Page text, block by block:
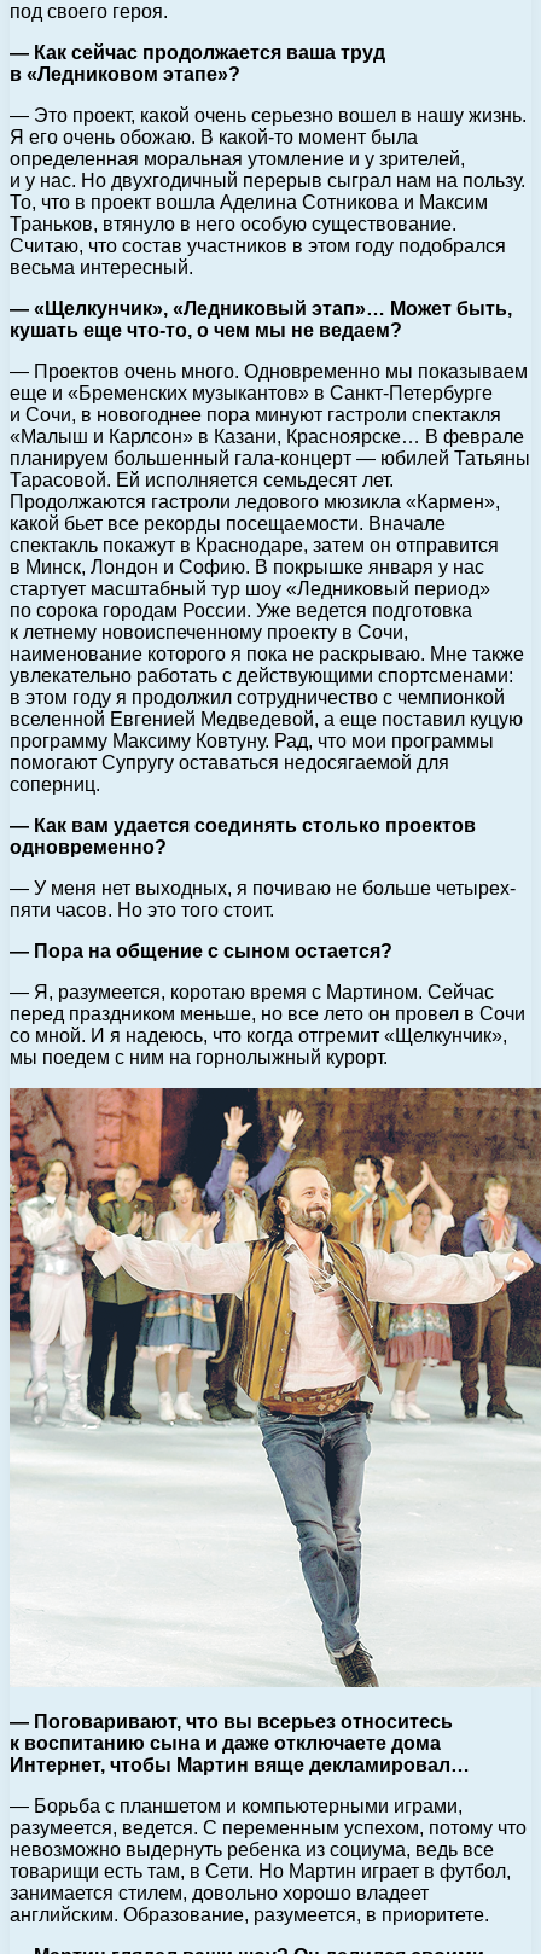
под своего героя.
— Как сейчас продолжается ваша труд
в «Ледниковом этапе»?
— Это проект, какой очень серьезно вошел в нашу жизнь.
Я его очень обожаю. В какой-то момент была
определенная моральная утомление и у зрителей,
и у нас. Но двухгодичный перерыв сыграл нам на пользу.
То, что в проект вошла Аделина Сотникова и Максим
Траньков, втянуло в него особую существование.
Считаю, что состав участников в этом году подобрался
весьма интересный.
— «Щелкунчик», «Ледниковый этап»… Может быть,
кушать еще что-то, о чем мы не ведаем?
— Проектов очень много. Одновременно мы показываем
еще и «Бременских музыкантов» в Санкт-Петербурге
и Сочи, в новогоднее пора минуют гастроли спектакля
«Малыш и Карлсон» в Казани, Красноярске… В феврале
планируем большенный гала-концерт — юбилей Татьяны
Тарасовой. Ей исполняется семьдесят лет.
Продолжаются гастроли ледового мюзикла «Кармен»,
какой бьет все рекорды посещаемости. Вначале
спектакль покажут в Краснодаре, затем он отправится
в Минск, Лондон и Софию. В покрышке января у нас
стартует масштабный тур шоу «Ледниковый период»
по сорока городам России. Уже ведется подготовка
к летнему новоиспеченному проекту в Сочи,
наименование которого я пока не раскрываю. Мне также
увлекательно работать с действующими спортсменами:
в этом году я продолжил сотрудничество с чемпионкой
вселенной Евгенией Медведевой, а еще поставил куцую
программу Максиму Ковтуну. Рад, что мои программы
помогают Супругу оставаться недосягаемой для
соперниц.
— Как вам удается соединять столько проектов
одновременно?
— У меня нет выходных, я почиваю не больше четырех-
пяти часов. Но это того стоит.
— Пора на общение с сыном остается?
— Я, разумеется, коротаю время с Мартином. Сейчас
перед праздником меньше, но все лето он провел в Сочи
со мной. И я надеюсь, что когда отгремит «Щелкунчик»,
мы поедем с ним на горнолыжный курорт.
— Поговаривают, что вы всерьез относитесь
к воспитанию сына и даже отключаете дома
Интернет, чтобы Мартин вяще декламировал…
— Борьба с планшетом и компьютерными играми,
разумеется, ведется. С переменным успехом, потому что
невозможно выдернуть ребенка из социума, ведь все
товарищи есть там, в Сети. Но Мартин играет в футбол,
занимается стилем, довольно хорошо владеет
английским. Образование, разумеется, в приоритете.